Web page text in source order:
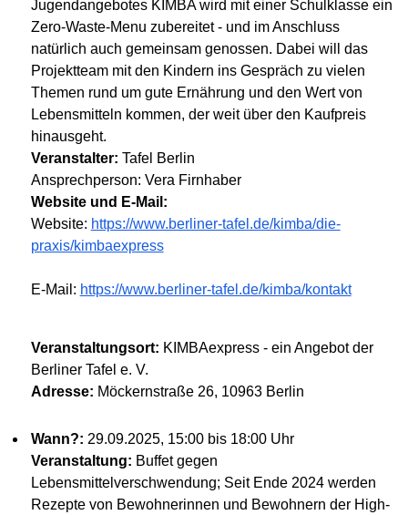
Jugendangebotes KIMBA wird mit einer Schulklasse ein
Zero-Waste-Menu zubereitet - und im Anschluss
natürlich auch gemeinsam genossen. Dabei will das
Projektteam mit den Kindern ins Gespräch zu vielen
Themen rund um gute Ernährung und den Wert von
Lebensmitteln kommen, der weit über den Kaufpreis
hinausgeht.
Veranstalter: Tafel Berlin
Ansprechperson: Vera Firnhaber
Website und E-Mail:
Website: https://www.berliner-tafel.de/kimba/die-
praxis/kimbaexpress
E-Mail: https://www.berliner-tafel.de/kimba/kontakt
Veranstaltungsort: KIMBAexpress - ein Angebot der
Berliner Tafel e. V.
Adresse: Möckernstraße 26, 10963 Berlin
Wann?: 29.09.2025, 15:00 bis 18:00 Uhr
Veranstaltung: Buffet gegen
Lebensmittelverschwendung; Seit Ende 2024 werden
Rezepte von Bewohnerinnen und Bewohnern der High-